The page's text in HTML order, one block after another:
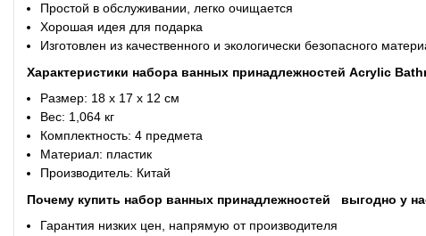
Простой в обслуживании, легко очищается
Хорошая идея для подарка
Изготовлен из качественного и экологически безопасного
Характеристики набора ванных принадлежностей Acrylic
Размер: 18 х 17 х 12 см
Вес: 1,064 кг
Комплектность: 4 предмета
Материал: пластик
Производитель: Китай
Почему купить набор ванных принадлежностей
выгодно у
Гарантия низких цен, напрямую от производителя